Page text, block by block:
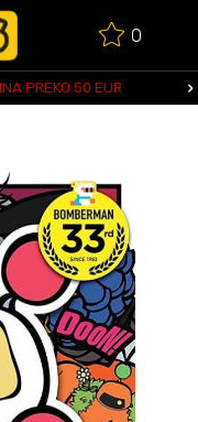
0
PREKO 50 EUR